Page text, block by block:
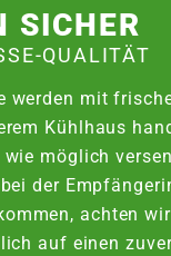
SICHER
QUALITÄT
werden mit
Kühlhaus
möglich
der
achten wir
auf einen